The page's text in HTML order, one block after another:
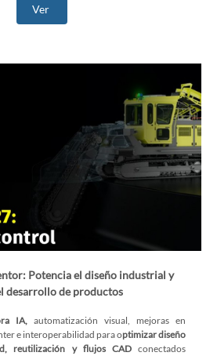
Ver
Potencia el diseño industrial y
desarrollo de productos
IA, automatización visual, mejoras en
e interoperabilidad para optimizar diseño
reutilización y flujos CADconectados